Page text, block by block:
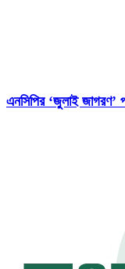
এনসিপির ‘জুলাই জাগরণ’